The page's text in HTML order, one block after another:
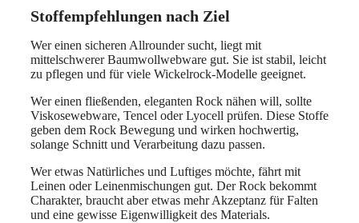
Stoffempfehlungen nach Ziel
Wer einen sicheren Allrounder sucht, liegt mit
mittelschwerer Baumwollwebware gut. Sie ist stabil, leicht
zu pflegen und für viele Wickelrock-Modelle geeignet.
Wer einen fließenden, eleganten Rock nähen will, sollte
Viskosewebware, Tencel oder Lyocell prüfen. Diese Stoffe
geben dem Rock Bewegung und wirken hochwertig,
solange Schnitt und Verarbeitung dazu passen.
Wer etwas Natürliches und Luftiges möchte, fährt mit
Leinen oder Leinenmischungen gut. Der Rock bekommt
Charakter, braucht aber etwas mehr Akzeptanz für Falten
und eine gewisse Eigenwilligkeit des Materials.